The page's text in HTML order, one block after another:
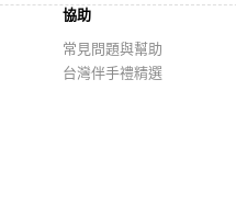
協助
常見問題與幫助
台灣伴手禮精選